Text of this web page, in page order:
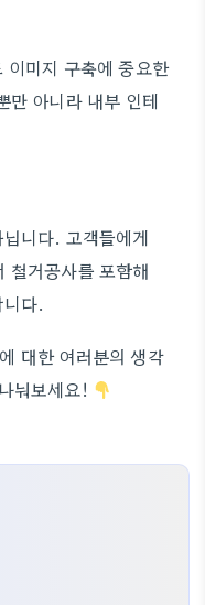
이미지 구축에 중요한
만 아니라 내부 인테
니다. 고객들에게
철거공사를 포함해
다.
대한 여러분의 생각
눠보세요!